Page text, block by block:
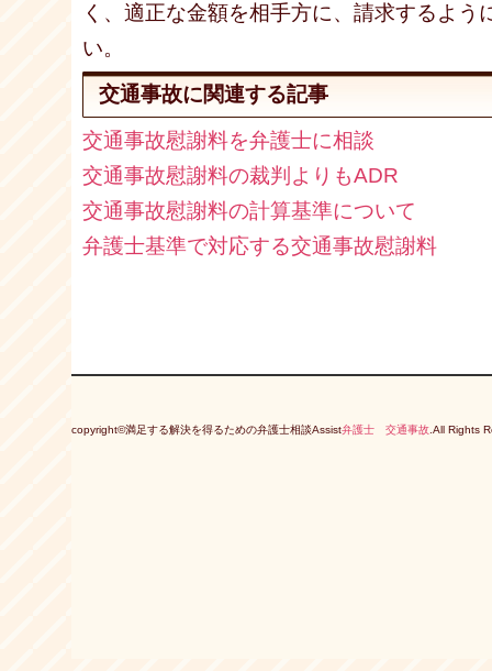
く、適正な金額を相手方に、請求するよう
い。
交通事故に関連する記事
交通事故慰謝料を弁護士に相談
交通事故慰謝料の裁判よりもADR
交通事故慰謝料の計算基準について
弁護士基準で対応する交通事故慰謝料
copyright©満足する解決を得るための弁護士相談Assist弁護士 交通事故 .All Rights